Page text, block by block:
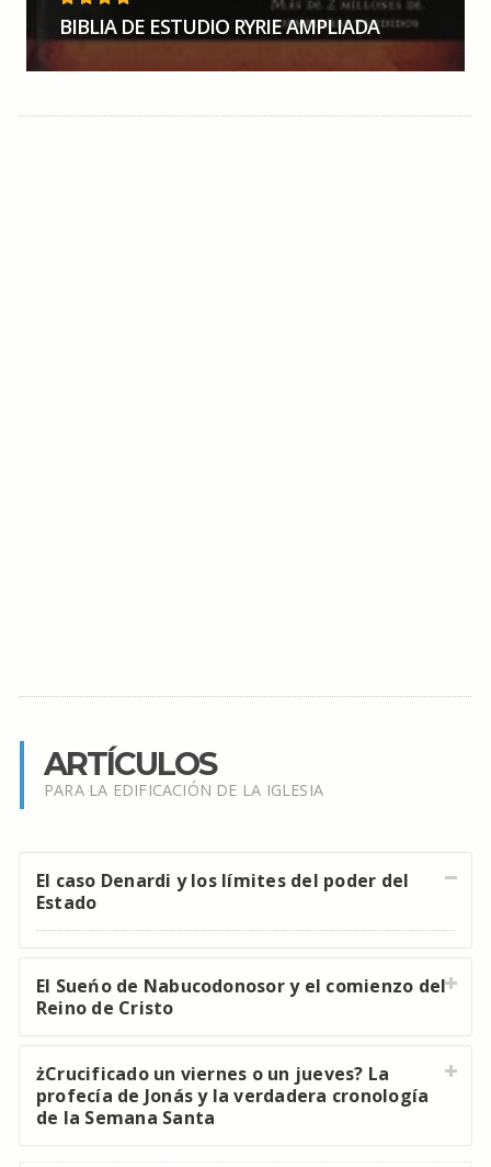
4OUT
OF 5
BIBLIA DE ESTUDIO RYRIE AMPLIADA
ARTÍCULOS
PARA LA EDIFICACIÓN DE LA IGLESIA
El caso Denardi y los límites del poder del
Estado
El Sueńo de Nabucodonosor y el comienzo del
Reino de Cristo
żCrucificado un viernes o un jueves? La
profecía de Jonás y la verdadera cronología
de la Semana Santa